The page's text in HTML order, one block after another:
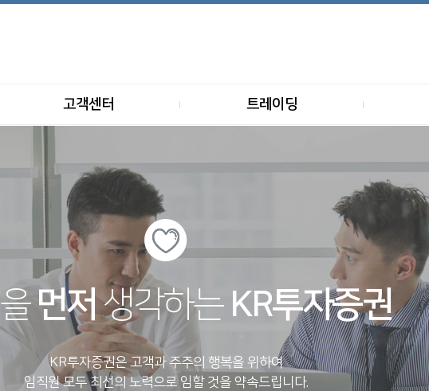
고객센터 트레이딩
을먼저생각하는 KR투자증권
KR투자증권은 고객과 주주의 행복을 위하여
임직원 모두 최선의 노력으로 임할 것을 약속드립니다.